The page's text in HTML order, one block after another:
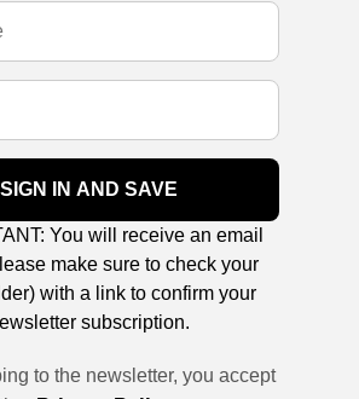
SIGN IN AND SAVE
You will receive an email
make sure to check your
with a link to confirm your
subscription.
to the newsletter, you accept